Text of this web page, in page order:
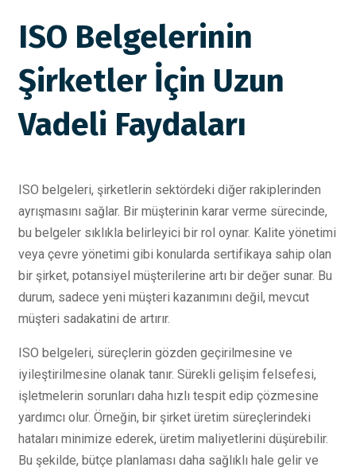
ISO Belgelerinin
Şirketler İçin Uzun
Vadeli Faydaları
ISO belgeleri, şirketlerin sektördeki diğer rakiplerinden
ayrışmasını sağlar. Bir müşterinin karar verme sürecinde,
bu belgeler sıklıkla belirleyici bir rol oynar. Kalite yönetimi
veya çevre yönetimi gibi konularda sertifikaya sahip olan
bir şirket, potansiyel müşterilerine artı bir değer sunar. Bu
durum, sadece yeni müşteri kazanımını değil, mevcut
müşteri sadakatini de artırır.
ISO belgeleri, süreçlerin gözden geçirilmesine ve
iyileştirilmesine olanak tanır. Sürekli gelişim felsefesi,
işletmelerin sorunları daha hızlı tespit edip çözmesine
yardımcı olur. Örneğin, bir şirket üretim süreçlerindeki
hataları minimize ederek, üretim maliyetlerini düşürebilir.
Bu şekilde, bütçe planlaması daha sağlıklı hale gelir ve